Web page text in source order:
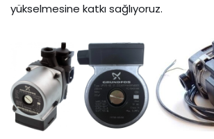
yükselmesine katkı sağlıyoruz.